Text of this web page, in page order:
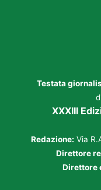
Testata
XXXIII
Redazione: Via
Direttore
Direttore